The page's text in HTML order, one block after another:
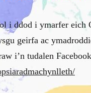
i ddod i ymarfer eich
geirfa ac
i’n tudalen